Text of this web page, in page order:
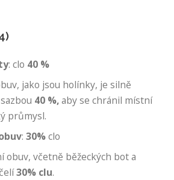
: clo 40 %
jako jsou holínky, je silně
40 %,aby se chránil místní
průmysl.
:30%clo
obuv, včetně běžeckých bot a
30% clu.